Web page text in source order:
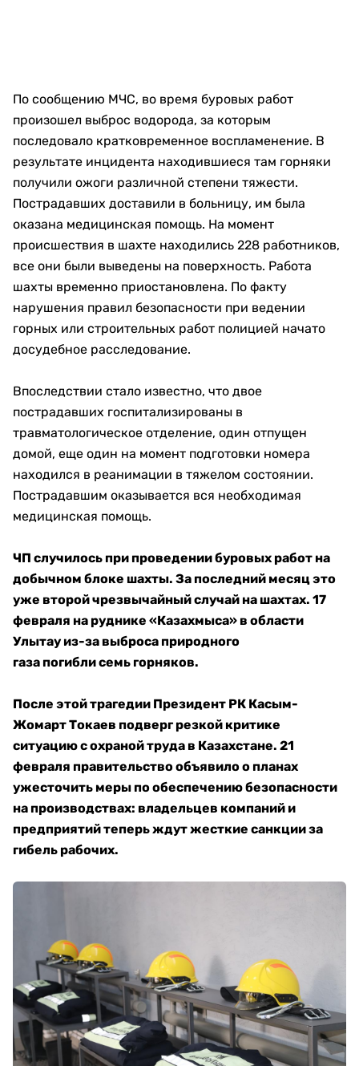
По сообщению МЧС, во время буровых работ
произошел выброс водорода, за которым
последовало кратковременное воспламенение. В
результате инцидента находившиеся там горняки
получили ожоги различной степени тяжести.
Пострадавших доставили в больницу, им была
оказана медицинская помощь. На момент
происшествия в шахте находились 228 работников,
все они были выведены на поверхность. Работа
шахты временно приостановлена. По факту
нарушения правил безопасности при ведении
горных или строительных работ полицией начато
досудебное расследование.
Впоследствии стало известно, что двое
пострадавших госпитализированы в
травматологическое отделение, один отпущен
домой, еще один на момент подготовки номера
находился в реанимации в тяжелом состоянии.
Пострадавшим оказывается вся необходимая
медицинская помощь.
ЧП случилось при проведении буровых работ на
добычном блоке шахты. За последний месяц это
уже второй чрезвычайный случай на шахтах. 17
февраля на руднике «Казахмыса» в области
Улытау из-за выброса природного
газа погибли семь горняков.
После этой трагедии Президент РК Касым-
Жомарт Токаев подверг резкой критике
ситуацию с охраной труда в Казахстане. 21
февраля правительство объявило о планах
ужесточить меры по обеспечению безопасности
на производствах: владельцев компаний и
предприятий теперь ждут жесткие санкции за
гибель рабочих.